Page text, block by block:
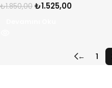
₺1.850,00 ₺1.525,00
← 1